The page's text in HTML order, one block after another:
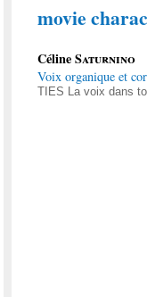
movie
CélineSaturnino
Voix organique et
TIES La voix dans